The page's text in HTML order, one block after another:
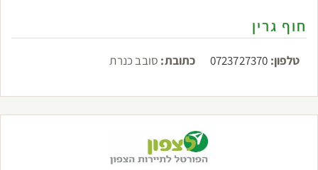
חוף גרין
טלפון: 0723727370 כתובת: סובב כנרת